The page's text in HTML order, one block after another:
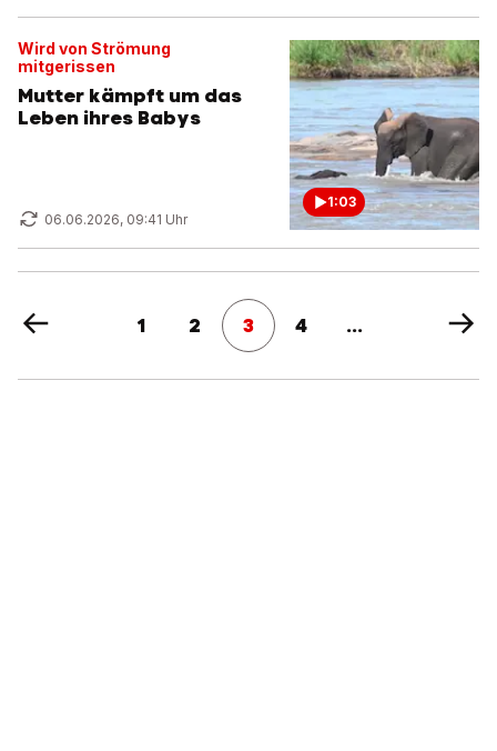
Wird von Strömung
mitgerissen
Mutter kämpft um das
Leben ihres Babys
06.06.2026, 09:41 Uhr
1:03
1 2 3 4 ...